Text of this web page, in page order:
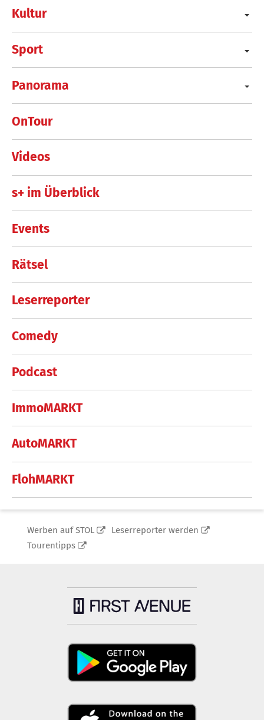
Kultur
Sport
Panorama
OnTour
Videos
s+ im Überblick
Events
Rätsel
Leserreporter
Comedy
Podcast
ImmoMARKT
AutoMARKT
FlohMARKT
Werben auf STOL
Leserreporter werden
Tourentipps